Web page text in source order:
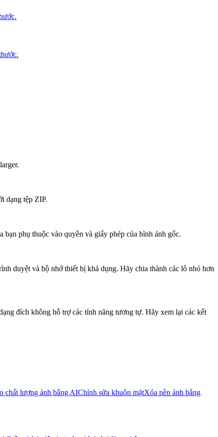
dạng tệp ZIP.
phụ thuộc vào quyền và giấy phép của hình ảnh gốc.
duyệt và bộ nhớ thiết bị khả dụng. Hãy chia thành các lô nhỏ hơn
đích không hỗ trợ các tính năng tương tự. Hãy xem lại các kết
chất lượng ảnh bằng AIChỉnh sửa khuôn mặtXóa nền ảnh bằng